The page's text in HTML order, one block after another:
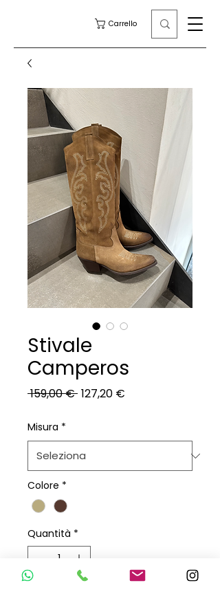
Carrello
Stivale
Camperos
159,00 € Prezzo
127,20 €
Misura *
Colore *
Quantità *